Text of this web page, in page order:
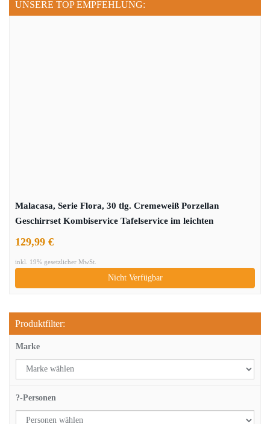
UNSERE TOP EMPFEHLUNG:
Malacasa, Serie Flora, 30 tlg. Cremeweiß Porzellan
Geschirrset Kombiservice Tafelservice im leichten
Dessertteller, 6 Suppenteller und 6 Flachteller
129,99 €
inkl. 19% gesetzlicher MwSt.
Nicht Verfügbar
Produktfilter:
Marke
?-Personen